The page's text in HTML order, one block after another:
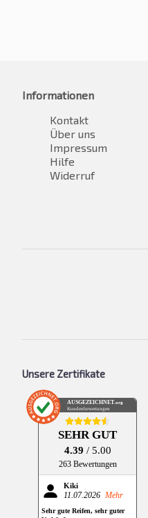
Informationen
Kontakt
Über uns
Impressum
Hilfe
Widerruf
Unsere Zertifikate
AUSGEZEICHNET .org
Kundenbewertungen
SEHR GUT
4.39 / 5.00
263 Bewertungen
Kiki
11.07.2026 Mehr
Sehr gute Reifen, sehr guter